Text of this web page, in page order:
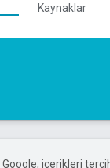
Kaynaklar
Google, içerikleri